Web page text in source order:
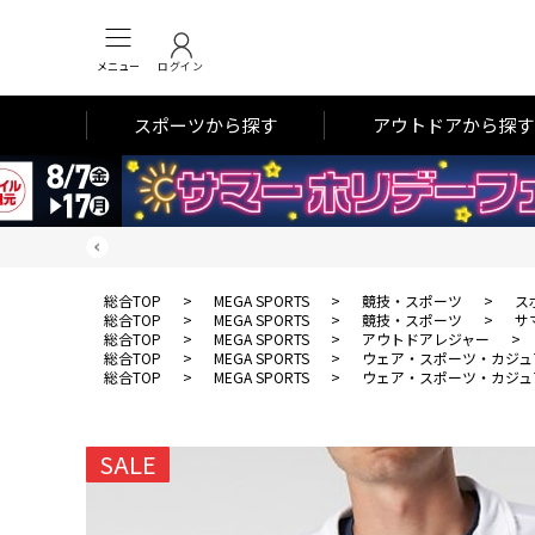
メニュー ログイン
スポーツから探す アウトドアから探す
総合TOP > MEGA SPORTS > 競技・スポーツ >
ス
総合TOP
> MEGA SPORTS > 競技・スポーツ >
サ
総合TOP
> MEGA SPORTS > アウトドアレジャー
>
総合TOP
> MEGA SPORTS >
ウェア・スポーツ・カジ
総合TOP
> MEGA SPORTS > ウェア・スポーツ・カジ
SALE